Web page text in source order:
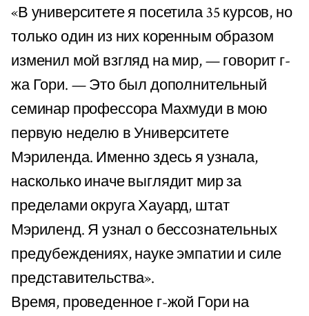
«В университете я посетила 35 курсов, но
только один из них коренным образом
изменил мой взгляд на мир, — говорит г-
жа Гори. — Это был дополнительный
семинар профессора Махмуди в мою
первую неделю в Университете
Мэриленда. Именно здесь я узнала,
насколько иначе выглядит мир за
пределами округа Хауард, штат
Мэриленд. Я узнал о бессознательных
предубеждениях, науке эмпатии и силе
представительства».
Время, проведенное г-жой Гори на